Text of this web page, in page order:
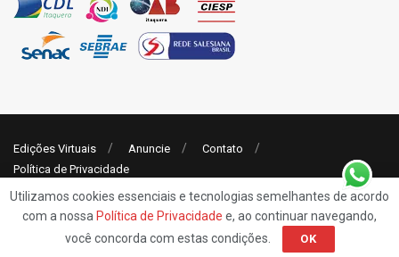
Edições Virtuais Anuncie
Contato
Política de Privacidade
- Jornal Desenvolve Itaquera
Utilizamos cookies essenciais e tecnologias semelhantes de acordo
com a nossa Política de Privacidade e, ao continuar navegando,
você concorda com estas condições.
OK